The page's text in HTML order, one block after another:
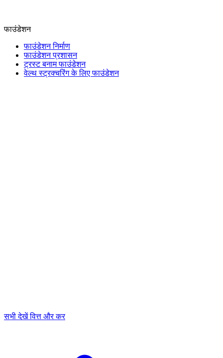
फाउंडेशन
फाउंडेशन निर्माण
फाउंडेशन प्रशासन
ट्रस्ट बनाम फाउंडेशन
वेल्थ स्ट्रक्चरिंग के लिए फाउंडेशन
सभी देखें वित्त और कर